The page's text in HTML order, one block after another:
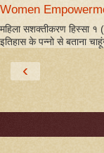
Women
महिला सशक्तीकरण हिस्सा
इतिहास के पन्नो से बताना
‹